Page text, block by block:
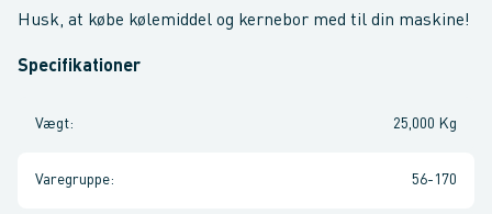
Husk, at købe kølemiddel og kernebor med til din maskine!
Specifikationer
Vægt: 25,000 Kg
Varegruppe: 56-170